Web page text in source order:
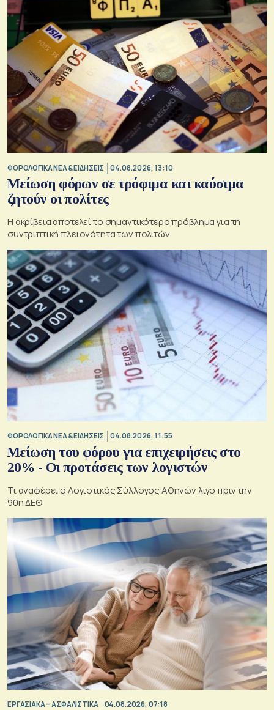
ΦΟΡΟΛΟΓΙΚΑ ΝΕΑ & EΙΔΗΣΕΙΣ 04.08.2026, 13:10
Μείωση φόρων σε τρόφιμα και καύσιμα
ζητούν οι πολίτες
Η ακρίβεια αποτελεί το σημαντικότερο πρόβλημα για τη
συντριπτική πλειονότητα των πολιτών
ΦΟΡΟΛΟΓΙΚΑ ΝΕΑ & EΙΔΗΣΕΙΣ 04.08.2026, 11:55
Μείωση του φόρου για επιχειρήσεις στο
20% - Οι προτάσεις των λογιστών
Τι αναφέρει ο Λογιστικός Σύλλογος Αθηνών λιγο πριν την
90η ΔΕΘ
ΕΡΓΑΣΙΑΚΑ – ΑΣΦΑΛΙΣΤΙΚΑ 04.08.2026, 07:18